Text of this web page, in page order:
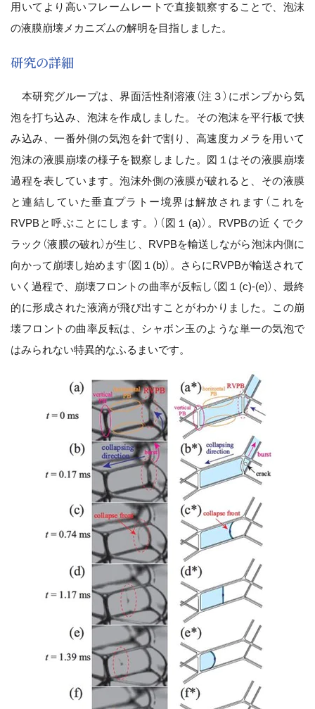
用いてより高いフレームレートで直接観察することで、泡沫
の液膜崩壊メカニズムの解明を目指しました。
研究の詳細
本研究グループは、界面活性剤溶液（注３）にポンプから気
泡を打ち込み、泡沫を作成しました。その泡沫を平行板で挟
み込み、一番外側の気泡を針で割り、高速度カメラを用いて
泡沫の液膜崩壊の様子を観察しました。図１はその液膜崩壊
過程を表しています。泡沫外側の液膜が破れると、その液膜
と連結していた垂直プラトー境界は解放されます（これを
RVPBと呼ぶことにします。）（図１(a)）。RVPBの近くでク
ラック（液膜の破れ）が生じ、RVPBを輸送しながら泡沫内側に
向かって崩壊し始めます（図１(b)）。さらにRVPBが輸送されて
いく過程で、崩壊フロントの曲率が反転し（図１(c)-(e)）、最終
的に形成された液滴が飛び出すことがわかりました。この崩
壊フロントの曲率反転は、シャボン玉のような単一の気泡で
はみられない特異的なふるまいです。